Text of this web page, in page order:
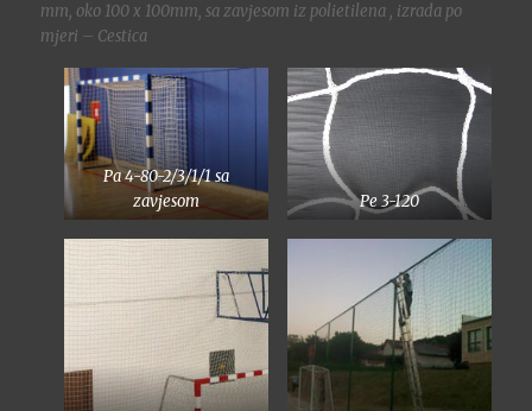
mm, oko 100 x 100mm, sa zavjesom iz polietilena , izrada po
mjeri – Cestica
Pa 4-80-2/3/1/1 sa
zavjesom
Pe 3-120